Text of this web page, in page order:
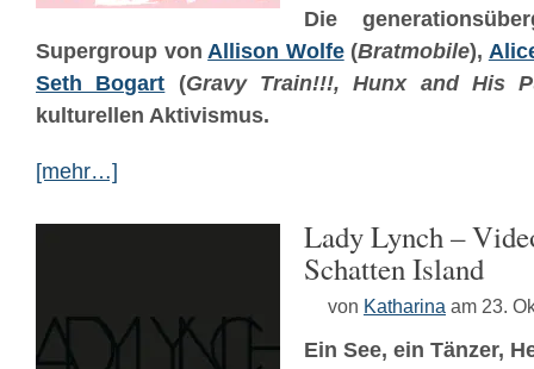
Die
Supergroup vonAllison Wolfe(Bratmobile),
Seth Bogart (Gravy Train!!!, Hunx and His
kulturellen Aktivismus.
[mehr…]
Lady Lynch –
Schatten Island
von Katharina am 23.
Ein See, ein Tänzer,